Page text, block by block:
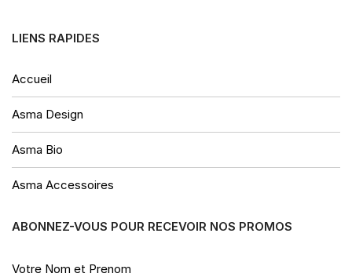
LIENS RAPIDES
Accueil
Asma Design
Asma Bio
Asma Accessoires
ABONNEZ-VOUS POUR RECEVOIR NOS PROMOS
Votre Nom et Prenom